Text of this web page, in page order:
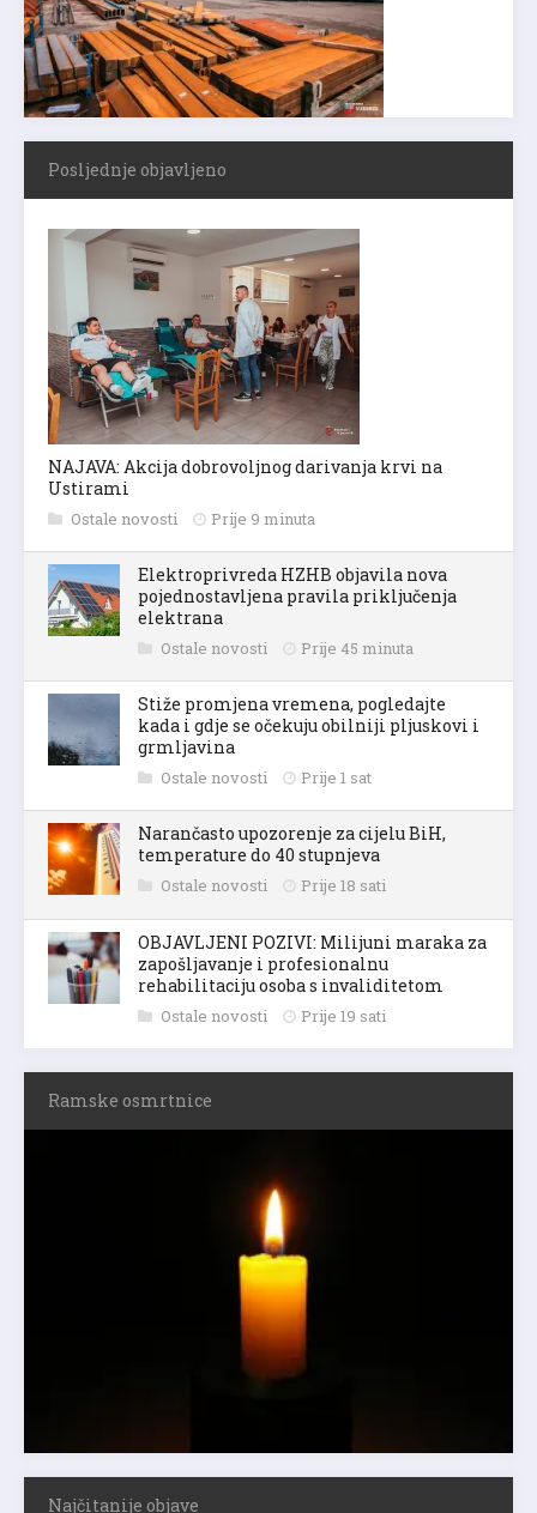
Posljednje objavljeno
NAJAVA: Akcija dobrovoljnog darivanja krvi na
Ustirami
Ostale novosti Prije 9 minuta
Elektroprivreda HZHB objavila nova
pojednostavljena pravila priključenja
elektrana
Ostale novosti Prije 45 minuta
Stiže promjena vremena, pogledajte
kada i gdje se očekuju obilniji pljuskovi i
grmljavina
Ostale novosti Prije 1 sat
Narančasto upozorenje za cijelu BiH,
temperature do 40 stupnjeva
Ostale novosti Prije 18 sati
OBJAVLJENI POZIVI: Milijuni maraka za
zapošljavanje i profesionalnu
rehabilitaciju osoba s invaliditetom
Ostale novosti Prije 19 sati
Ramske osmrtnice
Najčitanije objave